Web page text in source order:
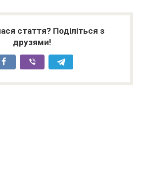
стаття? Поділіться з
друзями!